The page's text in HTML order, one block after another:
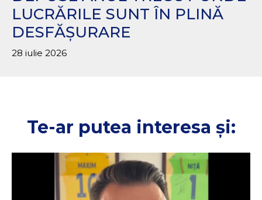
LUCRĂRILE SUNT ÎN PLINĂ
DESFĂȘURARE
28 iulie 2026
Te-ar putea interesa și: